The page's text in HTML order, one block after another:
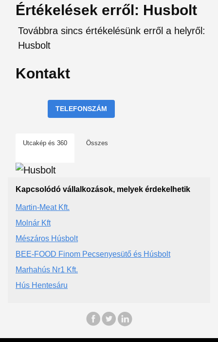
Értékelések erről: Husbolt
Továbbra sincs értékelésünk erről a helyről:
Husbolt
Kontakt
TELEFONSZÁM
Utcakép és 360 Összes
Kapcsolódó vállalkozások, melyek érdekelhetik
Martin-Meat Kft.
Molnár Kft
Mészáros Húsbolt
BEE-FOOD Finom Pecsenyesütő és Húsbolt
Marhahús Nr1 Kft.
Hús Hentesáru